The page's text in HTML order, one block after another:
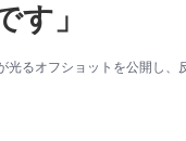
す」
るオフショットを公開し、